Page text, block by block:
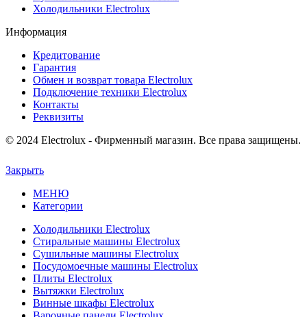
Холодильники Electrolux
Информация
Кредитование
Гарантия
Обмен и возврат товара Electrolux
Подключение техники Electrolux
Контакты
Реквизиты
© 2024 Electrolux - Фирменный магазин. Все права защищены.
Закрыть
МЕНЮ
Категории
Холодильники Electrolux
Стиральные машины Electrolux
Сушильные машины Electrolux
Посудомоечные машины Electrolux
Плиты Electrolux
Вытяжки Electrolux
Винные шкафы Electrolux